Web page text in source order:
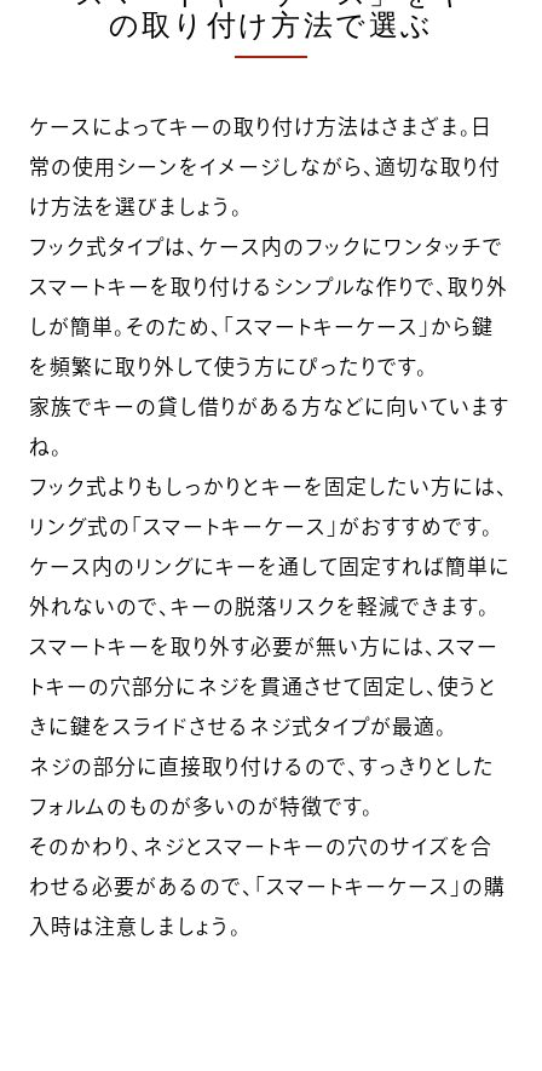
の取り付け方法で選ぶ
ケースによってキーの取り付け方法はさまざま。日
常の使用シーンをイメージしながら、適切な取り付
け方法を選びましょう。
フック式タイプは、ケース内のフックにワンタッチで
スマートキーを取り付けるシンプルな作りで、取り外
しが簡単。そのため、「スマートキーケース」から鍵
を頻繁に取り外して使う方にぴったりです。
家族でキーの貸し借りがある方などに向いています
ね。
フック式よりもしっかりとキーを固定したい方には、
リング式の「スマートキーケース」がおすすめです。
ケース内のリングにキーを通して固定すれば簡単に
外れないので、キーの脱落リスクを軽減できます。
スマートキーを取り外す必要が無い方には、スマー
トキーの穴部分にネジを貫通させて固定し、使うと
きに鍵をスライドさせるネジ式タイプが最適。
ネジの部分に直接取り付けるので、すっきりとした
フォルムのものが多いのが特徴です。
そのかわり、ネジとスマートキーの穴のサイズを合
わせる必要があるので、「スマートキーケース」の購
入時は注意しましょう。